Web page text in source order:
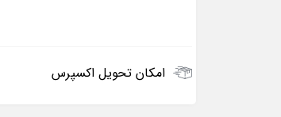
امکان تحویل اکسپرس